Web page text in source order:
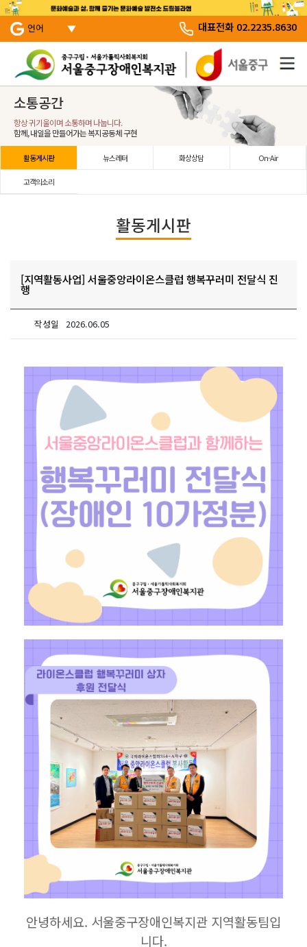
본문 바로 가기
서브 메뉴 바로가기
주 메뉴 바로 가기
언어 대표전화 02.2235.8630
소통공간
항상 귀기울이며 소통하며 나눕니다.
함께, 내일을 만들어가는 복지공동체 구현
활동게시판 뉴스레터 화상상담 On-Air
고객의소리
활동게시판
[지역활동사업] 서울중앙라이온스클럽 행복꾸러미 전달식 진
행
작성일 2026.06.05
안녕하세요. 서울중구장애인복지관 지역활동팀입
니다.